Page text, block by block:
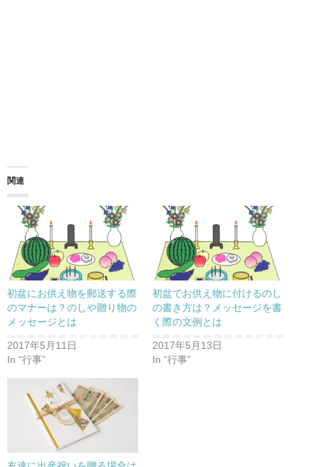
関連
初盆にお供え物を郵送する際
のマナーは？のしや贈り物の
メッセージとは
2017年5月11日
In “行事”
初盆でお供え物に付けるのし
の書き方は？メッセージを書
く際の文例とは
2017年5月13日
In “行事”